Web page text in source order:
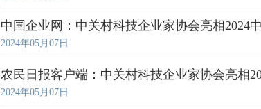
中国企业网：中关村科技企业家协会亮相2024
2024年05月07日
农民日报客户端：中关村科技企业家协会亮相
2024年05月07日